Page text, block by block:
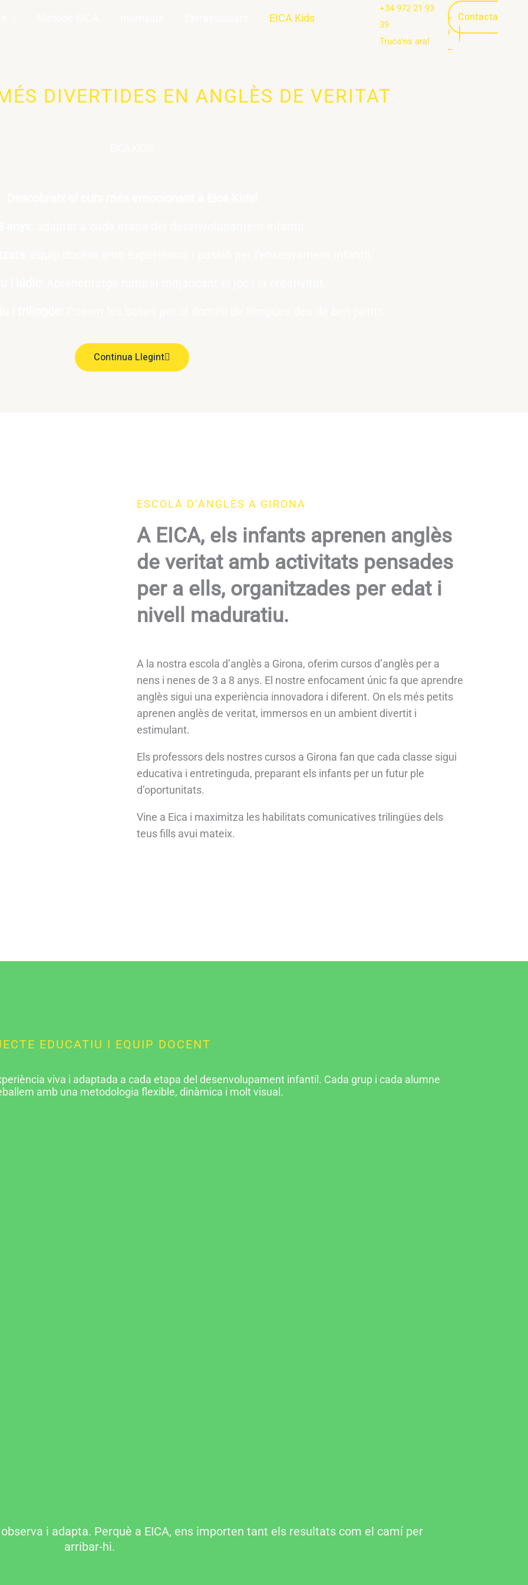
EICA Kids
+34 972 21 93
39
Truca'ns ara!
Contacta
!
DIVERTIDES EN ANGLÈS DE VERITAT
Continua Llegint
ESCOLA D’ANGLÈS A GIRONA
A EICA, els infants aprenen anglès
de veritat amb activitats pensades
per a ells, organitzades per edat i
nivell maduratiu.
A la nostra escola d’anglès a Girona, oferim cursos d’anglès per a
nens i nenes de 3 a 8 anys. El nostre enfocament únic fa que aprendre
anglès sigui una experiència innovadora i diferent. On els més petits
aprenen anglès de veritat, immersos en un ambient divertit i
estimulant.
Els professors dels nostres cursos a Girona fan que cada classe sigui
educativa i entretinguda, preparant els infants per un futur ple
d’oportunitats.
Vine a Eica i maximitza les habilitats comunicatives trilingües dels
teus fills avui mateix.
EDUCATIU I EQUIP DOCENT
viva i adaptada a cada etapa del desenvolupament infantil. Cada grup i cada alumne
amb una metodologia flexible, dinàmica i molt visual.
i adapta. Perquè a EICA, ens importen tant els resultats com el camí per
arribar-hi.